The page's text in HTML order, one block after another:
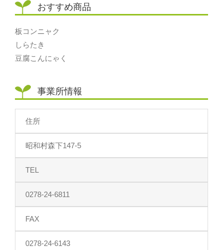
おすすめ商品
板コンニャク
しらたき
豆腐こんにゃく
事業所情報
住所
昭和村森下147-5
TEL
0278-24-6811
FAX
0278-24-6143